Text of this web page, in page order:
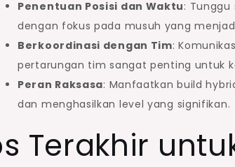
Penentuan Posisi dan Waktu:
dengan fokus pada musuh yang
Berkoordinasi dengan Tim:
pertarungan tim sangat penting untuk
Peran Raksasa: Manfaatkan build
dan menghasilkan level yang signifikan.
Terakhir